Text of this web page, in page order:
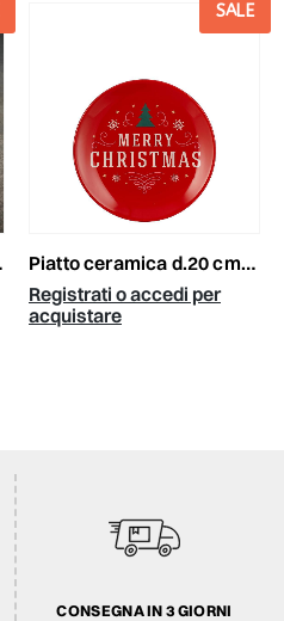
SALE
piatto ceramica d.20 cm-merry christmas- rosso/bianco/verde
Registrati o accedi per
acquistare
CONSEGNA IN 3 GIORNI